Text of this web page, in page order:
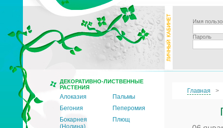
Имя
Пароль
ДЕКОРАТИВНО-ЛИСТВЕННЫЕ
РАСТЕНИЯ
Алоказия
Пальмы
Бегония
Пеперомия
Бокарнея
(Нолина)
Плющ
Главная